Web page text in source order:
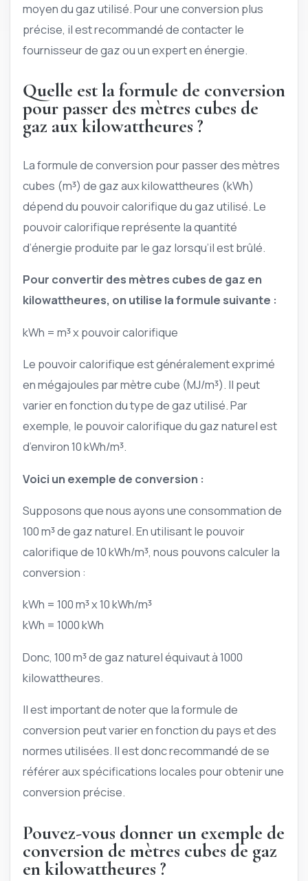
moyen du gaz utilisé. Pour une conversion plus
précise, il est recommandé de contacter le
fournisseur de gaz ou un expert en énergie.
Quelle est la formule de conversion
pour passer des mètres cubes de
gaz aux kilowattheures ?
La formule de conversion pour passer des mètres
cubes (m³) de gaz aux kilowattheures (kWh)
dépend du pouvoir calorifique du gaz utilisé. Le
pouvoir calorifique représente la quantité
d’énergie produite par le gaz lorsqu’il est brûlé.
Pour convertir des mètres cubes de gaz en
kilowattheures, on utilise la formule suivante :
kWh = m³ x pouvoir calorifique
Le pouvoir calorifique est généralement exprimé
en mégajoules par mètre cube (MJ/m³). Il peut
varier en fonction du type de gaz utilisé. Par
exemple, le pouvoir calorifique du gaz naturel est
d’environ 10 kWh/m³.
Voici un exemple de conversion :
Supposons que nous ayons une consommation de
100 m³ de gaz naturel. En utilisant le pouvoir
calorifique de 10 kWh/m³, nous pouvons calculer la
conversion :
kWh = 100 m³ x 10 kWh/m³
kWh = 1000 kWh
Donc, 100 m³ de gaz naturel équivaut à 1000
kilowattheures.
Il est important de noter que la formule de
conversion peut varier en fonction du pays et des
normes utilisées. Il est donc recommandé de se
référer aux spécifications locales pour obtenir une
conversion précise.
Pouvez-vous donner un exemple de
conversion de mètres cubes de gaz
en kilowattheures ?